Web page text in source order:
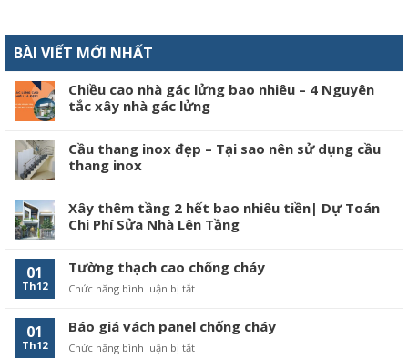
BÀI VIẾT MỚI NHẤT
Chiều cao nhà gác lửng bao nhiêu – 4 Nguyên
tắc xây nhà gác lửng
Cầu thang inox đẹp – Tại sao nên sử dụng cầu
thang inox
Xây thêm tầng 2 hết bao nhiêu tiền| Dự Toán
Chi Phí Sửa Nhà Lên Tầng
01
Th12
Tường thạch cao chống cháy
Chức năng bình luận bị tắt
thạch
cao
01
Th12
Báo giá vách panel chống cháy
Chức năng bình luận bị tắt